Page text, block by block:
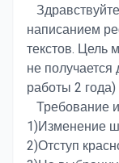
написанием
текстов. Цель
не
работы 2
Требование
1)Изменение
2)Отступ